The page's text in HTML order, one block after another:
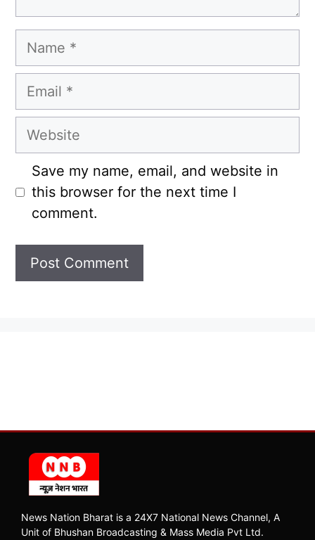
Name
Email
Website
Save my name, email, and website in
this browser for the next time I
comment.
News Nation Bharat is a 24X7 National News Channel, A
Unit of Bhushan Broadcasting & Mass Media Pvt Ltd.